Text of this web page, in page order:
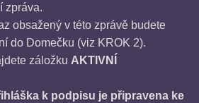
zpráva.
obsažený v této zprávě budete
do Domečku (viz KROK 2).
záložku AKTIVNÍ
k podpisu je připravena ke